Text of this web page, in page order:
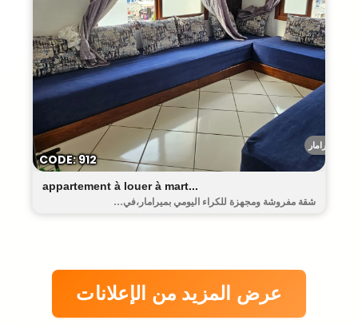
ميرامار
appartement à louer à mart...
شقة مفروشة ومجهزة للكراء اليومي بميرامار،في...
CODE: 912
عرض المزيد من الإعلانات